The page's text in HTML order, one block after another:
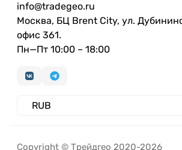
info@tradegeo.ru
Москва, БЦ Brent City, ул.
офис 361.
Пн—Пт 10:00 – 18:00
Copyright © Трейдгео 2020-2026